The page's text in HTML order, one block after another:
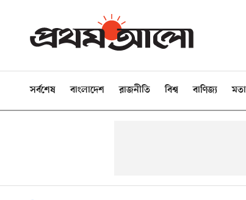
সর্বশেষ বাংলাদেশ রাজনীতি বিশ্ব বাণিজ্য